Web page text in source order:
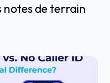
notes de terrain